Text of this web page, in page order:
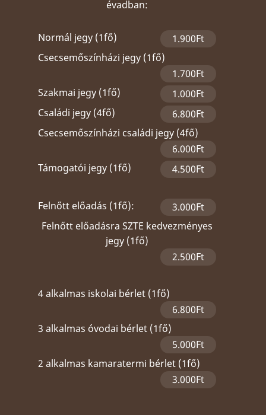
évadban:
Normál jegy (1fő)
1.900Ft
Csecsemőszínházi jegy (1fő)
1.700Ft
Szakmai jegy (1fő)
1.000Ft
Családi jegy (4fő)
6.800Ft
Csecsemőszínházi családi jegy (4fő)
6.000Ft
Támogatói jegy (1fő)
4.500Ft
Felnőtt előadás (1fő):
3.000Ft
Felnőtt előadásra SZTE kedvezményes
jegy (1fő)
2.500Ft
4 alkalmas iskolai bérlet (1fő)
6.800Ft
3 alkalmas óvodai bérlet (1fő)
5.000Ft
2 alkalmas kamaratermi bérlet (1fő)
3.000Ft